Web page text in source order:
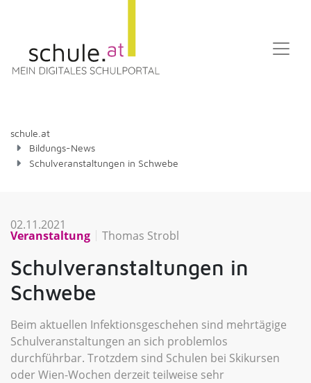
schule.at
Bildungs-News
Schulveranstaltungen in Schwebe
02.11.2021
Veranstaltung Thomas Strobl
Schulveranstaltungen in
Schwebe
Beim aktuellen Infektionsgeschehen sind mehrtägige
Schulveranstaltungen an sich problemlos
durchführbar. Trotzdem sind Schulen bei Skikursen
oder Wien-Wochen derzeit teilweise sehr